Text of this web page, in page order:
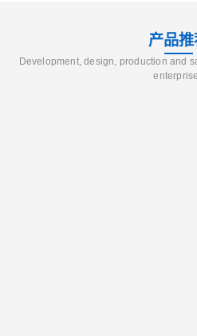
产品推
Development, design, production and